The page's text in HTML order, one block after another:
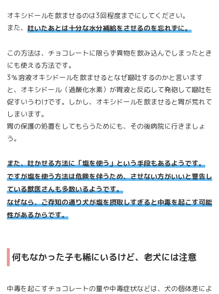
オキシドールを飲ませるのは3回程度までにしてください。
また、 吐いたあとは十分な水分補給をさせるのを忘れずに。
この方法は、チョコレートに限らず異物を飲み込んでしまったとき
にも使える方法です。
3％溶液オキシドールを飲ませるとなぜ嘔吐するのかと言います
と、オキシドール（過酸化水素）が胃液と反応して発砲して嘔吐を
促すいうわけです。しかし、オキシドールを飲ませると胃が荒れて
しまいます。
胃の保護の処置をしてもらうためにも、その後病院に行きましょ
う。
また、吐かせる方法に「塩を使う」という手段もあるようです。
ですが塩を使う方法は危険を伴うため、させない方がいいと警告し
ている獣医さんも多数いるようです。
なぜなら、ご存知の通り犬が塩を摂取しすぎると中毒を起こす可能
性があるからです。
何もなかった子も稀にいるけど、老犬には注意
中毒を起こすチョコレートの量や中毒症状などは、犬の個体差によ